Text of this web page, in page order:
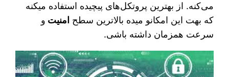
می‌کنه. از بهترین پروتکل‌های پیچیده استفاده میکنه
که بهت این امکانو میده بالاترین سطح امنیت و
سرعت همزمان داشته باشی.